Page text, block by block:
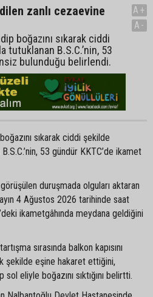
zanlı cezaevine
boğazını sıkarak ciddi
tutuklanan B.S.C.’nin, 53
bulunduğu belirlendi.
A+
A-
sıkarak ciddi şekilde
53 gündür KKTC’de ikamet
duruşmada olguları aktaran
4 Ağustos 2026 tarihinde saat
ikametgâhında meydana geldiğini
sırasında balkon kapısını
şekilde eşine hakaret ettiğini,
eliyle boğazını sıktığını belirtti.